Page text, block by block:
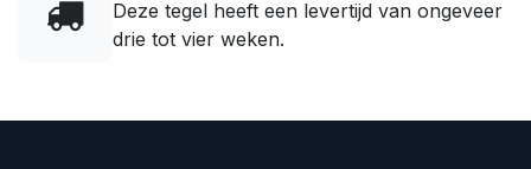
Deze tegel heeft een levertijd van ongeveer
drie tot vier weken.